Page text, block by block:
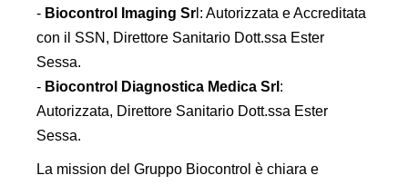
- Biocontrol Imaging Sr l: Autorizzata e Accreditata
con il SSN, Direttore Sanitario Dott.ssa Ester
Sessa.
- Biocontrol Diagnostica Medica Srl :
Autorizzata, Direttore Sanitario Dott.ssa Ester
Sessa.
La mission del Gruppo Biocontrol è chiara e